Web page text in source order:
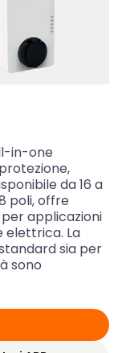
in-one
da 16 a
poli, offre
applicazioni
elettrica. La
sia per
sono